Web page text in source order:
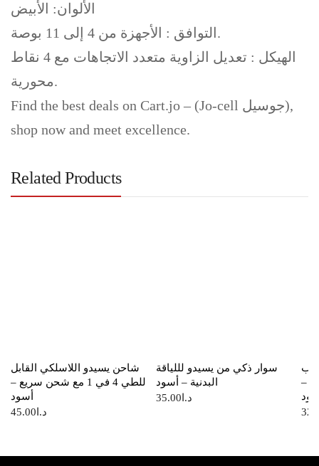
الألوان: الأبيض
التوافق : الأجهزة من 4 إلى 11 بوصة.
الهيكل : تعديل الزاوية متعدد الاتجاهات مع 4 نقاط
محورية.
Find the best deals on Cart.jo – (Jo-cell جوسيل),
shop now and meet excellence.
Related Products
شاحن يسيدو اللاسلكي القابل
للطي 4 في 1 مع شحن سريع –
أسود
د.ا 45.00
سوار ذكي من يسيدو لللياقة
البدنية – أسود
د.ا 35.00
–